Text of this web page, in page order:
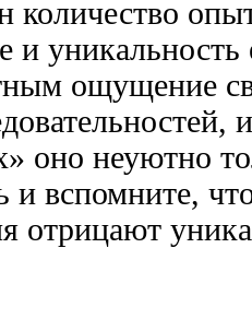
количество
и уникальность
ощущение
оно неуютно
и вспомните,
отрицают